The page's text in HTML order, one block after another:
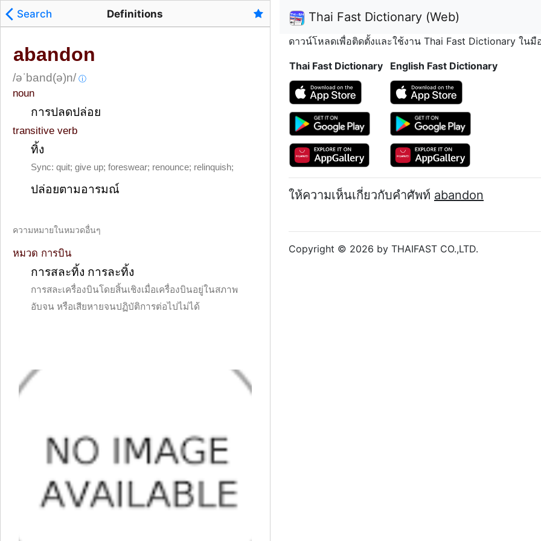
Search Definitions
abandon
/əˈband(ə)n/ ⓘ
noun
การปลดปล่อย
transitive verb
ทิ้ง
Sync: quit; give up; foreswear; renounce; relinquish;
ปล่อยตามอารมณ์
ความหมายในหมวดอื่นๆ
หมวด การบิน
การสละทิ้ง การละทิ้ง
การสละเครื่องบินโดยสิ้นเชิงเมื่อเครื่องบินอยู่ในสภาพ
อับจน หรือเสียหายจนปฏิบัติการต่อไปไม่ได้
Thai Fast Dictionary (Web)
ดาวน์โหลดเพื่อติดตั้งและใช้งาน Thai Fast Dictionary ใน
Thai Fast Dictionary English Fast Dictionary
ให้ความเห็นเกี่ยวกับคำศัพท์ abandon
Copyright © 2026 by THAIFAST CO.,LTD.